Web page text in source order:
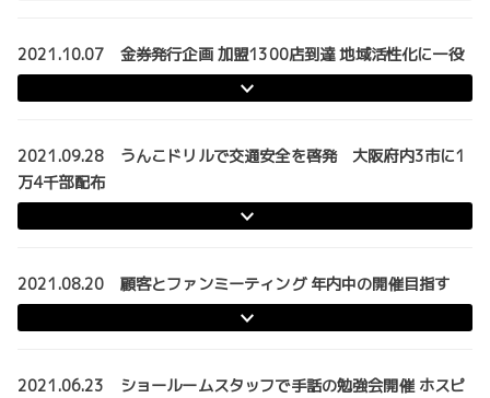
2021.10.07 金券発行企画 加盟1300店到達 地域活性化に一役
2021.09.28 うんこドリルで交通安全を啓発 大阪府内3市に1
万4千部配布
2021.08.20 顧客とファンミーティング 年内中の開催目指す
2021.06.23 ショールームスタッフで手話の勉強会開催 ホスピ